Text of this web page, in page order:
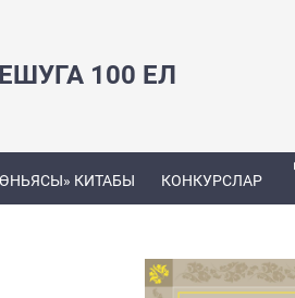
100 ЕЛ
КИТАБЫ КОНКУРСЛАР